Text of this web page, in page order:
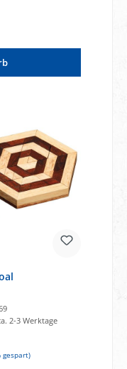
2-3 Werktage
gespart)